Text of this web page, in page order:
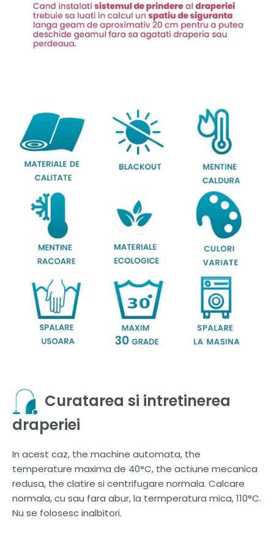
Curatarea si intretinerea
draperiei
In acest caz, the machine automata, the
temperature maxima de 40°C, the actiune mecanica
redusa, the clatire si centrifugare normala. Calcare
normala, cu sau fara abur, la termperatura mica, 110°C.
Nu se folosesc inalbitori.